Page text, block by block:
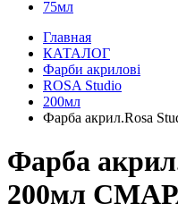
75мл
Главная
КАТАЛОГ
Фарби акрилові
ROSA Studio
200мл
Фарба акрил.Rosa
Фарба
200мл